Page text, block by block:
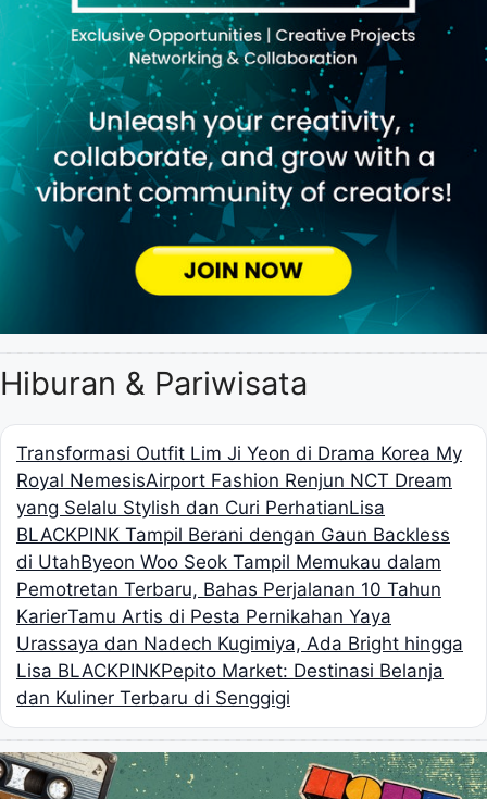
Hiburan & Pariwisata
Transformasi Outfit Lim Ji Yeon di Drama Korea My
Royal NemesisAirport Fashion Renjun NCT Dream
yang Selalu Stylish dan Curi PerhatianLisa
BLACKPINK Tampil Berani dengan Gaun Backless
di UtahByeon Woo Seok Tampil Memukau dalam
Pemotretan Terbaru, Bahas Perjalanan 10 Tahun
KarierTamu Artis di Pesta Pernikahan Yaya
Urassaya dan Nadech Kugimiya, Ada Bright hingga
Lisa BLACKPINKPepito Market: Destinasi Belanja
dan Kuliner Terbaru di Senggigi